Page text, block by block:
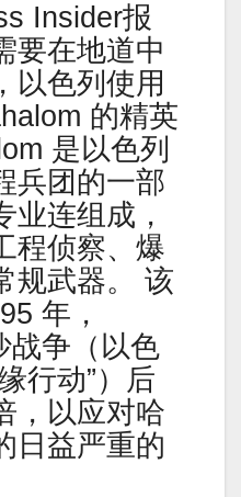
Insider报
要在地道中
以色列使用
的精英
是以色列
兵团的一部
业连组成，
程侦察、爆
规武器。 该
年，
战争（以色
行动”）后
，以应对哈
日益严重的